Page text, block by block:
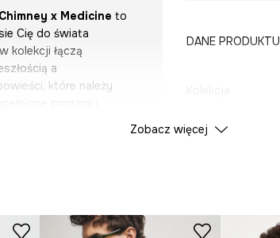
x Medicine to
Cię do świata
kolekcji łączą
a
które należy
się w Mediolanie, gdzie do
DANE PRODUKTU
Zobacz więcej